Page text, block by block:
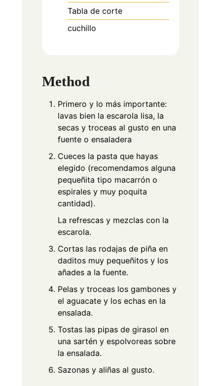
Tabla de corte
cuchillo
Method
Primero y lo más importante:
lavas bien la escarola lisa, la
secas y troceas al gusto en una
fuente o ensaladera
Cueces la pasta que hayas
elegido (recomendamos alguna
pequeñita tipo macarrón o
espirales y muy poquita
cantidad).
La refrescas y mezclas con la
escarola.
Cortas las rodajas de piña en
daditos muy pequeñitos y los
añades a la fuente.
Pelas y troceas los gambones y
el aguacate y los echas en la
ensalada.
Tostas las pipas de girasol en
una sartén y espolvoreas sobre
la ensalada.
Sazonas y aliñas al gusto.